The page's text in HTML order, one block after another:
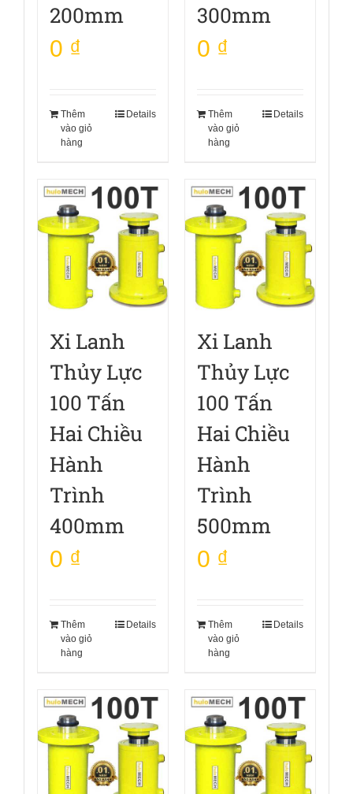
200mm
0 ₫
Thêm
vào giỏ
hàng
Details
300mm
0 ₫
Thêm
vào giỏ
hàng
Details
Xi Lanh
Thủy Lực
100 Tấn
Hai Chiều
Hành
Trình
400mm
0 ₫
Thêm
vào giỏ
hàng
Details
Xi Lanh
Thủy Lực
100 Tấn
Hai Chiều
Hành
Trình
500mm
0 ₫
Thêm
vào giỏ
hàng
Details